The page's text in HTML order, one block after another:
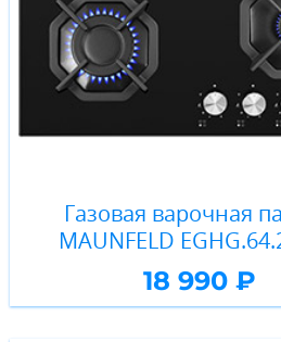
Газовая варочная
MAUNFELD
18 990 ₽